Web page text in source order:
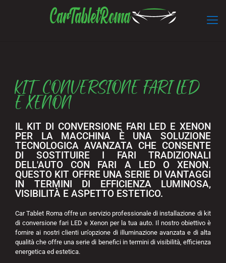
KIT CONVERSIONE FARI LED
E XENON
IL KIT DI CONVERSIONE FARI LED E XENON
PER LA MACCHINA È UNA SOLUZIONE
TECNOLOGICA AVANZATA CHE CONSENTE
DI SOSTITUIRE I FARI TRADIZIONALI
DELL'AUTO CON FARI A LED O XENON.
QUESTO KIT OFFRE UNA SERIE DI VANTAGGI
IN TERMINI DI EFFICIENZA LUMINOSA,
VISIBILITÀ E ASPETTO ESTETICO.
Car Tablet Roma offre un servizio professionale di installazione di kit
di conversione fari LED e Xenon per la tua auto. Il nostro obiettivo è
fornire ai nostri clienti un’opzione di illuminazione avanzata e di alta
qualità che offre una serie di benefici in termini di visibilità, efficienza
energetica ed estetica.